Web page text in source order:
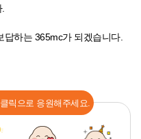
하는 365mc가 되겠습니다.
릭으로 응원해주세요.